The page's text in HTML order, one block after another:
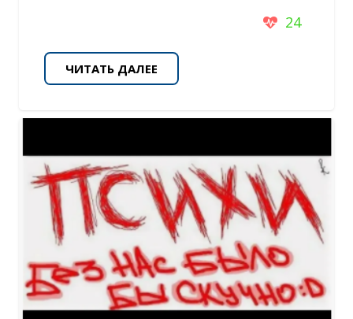
24
ЧИТАТЬ ДАЛЕЕ